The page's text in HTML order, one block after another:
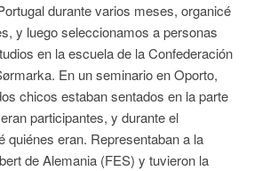
durante varios meses, organicé
y luego seleccionamos a personas
en la escuela de la Confederación
En un seminario en Oporto,
chicos estaban sentados en la parte
participantes, y durante el
quiénes eran. Representaban a la
de Alemania (FES) y tuvieron la